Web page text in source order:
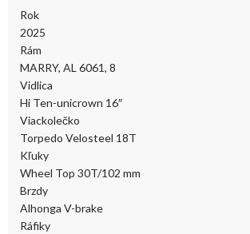
Rok
2025
Rám
MARRY, AL 6061, 8
Vidlica
Hi Ten-unicrown 16″
Viackolečko
Torpedo Velosteel 18T
Kľuky
Wheel Top 30T/102 mm
Brzdy
Alhonga V-brake
Ráfiky